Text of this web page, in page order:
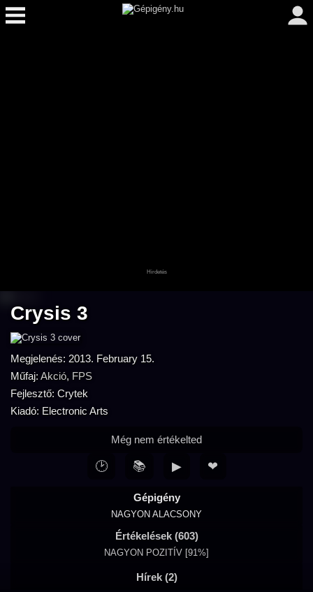
Crysis 3
Megjelenés: 2013. February 15.
Műfaj: Akció, FPS
Fejlesztő: Crytek
Kiadó: Electronic Arts
Gépigény
NAGYON ALACSONY
Értékelések (603)
NAGYON POZITÍV [91%]
Hírek (2)
Még nem értékelted
🕑 📚 ▶ ❤